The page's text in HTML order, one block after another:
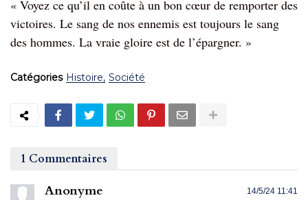
« Voyez ce qu’il en coûte à un bon cœur de remporter des
victoires. Le sang de nos ennemis est toujours le sang
des hommes. La vraie gloire est de l’épargner. »
Catégories Histoire Société
1 Commentaires
Anonyme 14/5/24 11:41